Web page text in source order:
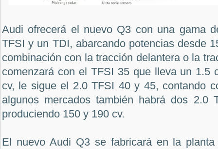
Audi ofrecerá el nuevo Q3 con una gama
TFSI y un TDI, abarcando potencias desde
combinación con la tracción delantera o la
comenzará con el TFSI 35 que lleva un 1.5
cv, le sigue el 2.0 TFSI 40 y 45, contando
algunos mercados también habrá dos 2.0
produciendo 150 y 190 cv.
El nuevo Audi Q3 se fabricará en la